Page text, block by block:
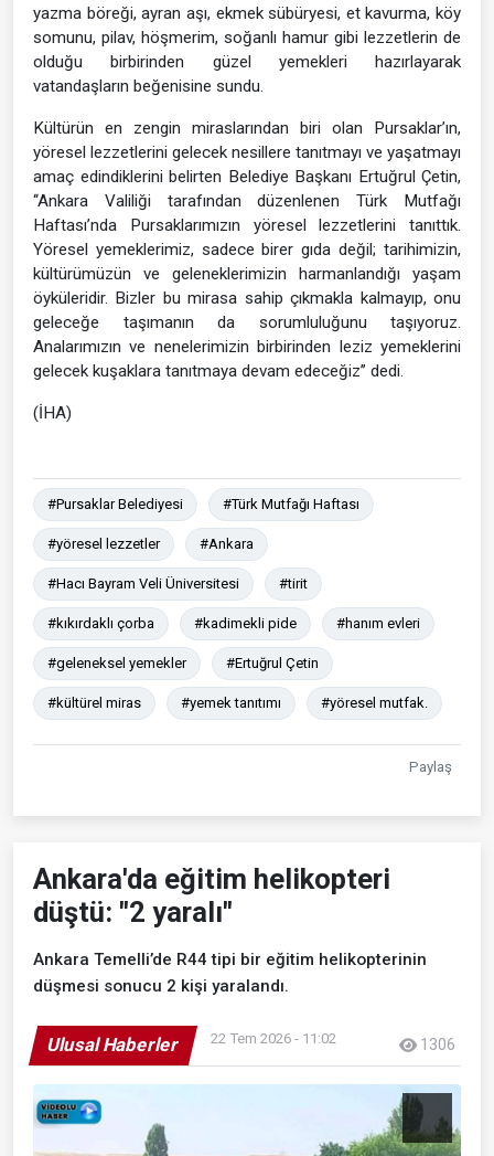
yazma böreği, ayran aşı, ekmek sübüryesi, et kavurma, köy
somunu, pilav, höşmerim, soğanlı hamur gibi lezzetlerin de
olduğu birbirinden güzel yemekleri hazırlayarak
vatandaşların beğenisine sundu.
Kültürün en zengin miraslarından biri olan Pursaklar’ın,
yöresel lezzetlerini gelecek nesillere tanıtmayı ve yaşatmayı
amaç edindiklerini belirten Belediye Başkanı Ertuğrul Çetin,
‘‘Ankara Valiliği tarafından düzenlenen Türk Mutfağı
Haftası’nda Pursaklarımızın yöresel lezzetlerini tanıttık.
Yöresel yemeklerimiz, sadece birer gıda değil; tarihimizin,
kültürümüzün ve geleneklerimizin harmanlandığı yaşam
öyküleridir. Bizler bu mirasa sahip çıkmakla kalmayıp, onu
geleceğe taşımanın da sorumluluğunu taşıyoruz.
Analarımızın ve nenelerimizin birbirinden leziz yemeklerini
gelecek kuşaklara tanıtmaya devam edeceğiz’’ dedi.
(İHA)
#Pursaklar Belediyesi #Türk Mutfağı Haftası
#yöresel lezzetler #Ankara
#Hacı Bayram Veli Üniversitesi #tirit
#kıkırdaklı çorba #kadimekli pide #hanım evleri
#geleneksel yemekler #Ertuğrul Çetin
#kültürel miras #yemek tanıtımı #yöresel mutfak.
Paylaş
Ankara'da eğitim helikopteri
düştü: "2 yaralı"
Ankara Temelli’de R44 tipi bir eğitim helikopterinin
düşmesi sonucu 2 kişi yaralandı.
Ulusal Haberler 22 Tem 2026 - 11:02 1306